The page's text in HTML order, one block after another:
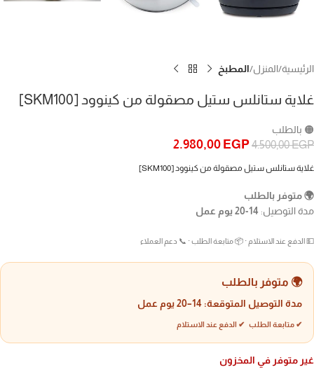
الرئيسية المنزل المطبخ
غلاية ستانلس ستيل مصقولة من كينوود [SKM100]
🟠 بالطلب
4.500,00EGP
2.980,00 EGP
غلاية ستانلس ستيل مصقولة من كينوود [SKM100]
🌍 متوفر بالطلب
مدة التوصيل: 14-20 يوم عمل
💵 الدفع عند الاستلام · 📦 متابعة الطلب · 📞 دعم العملاء
🌍 متوفر بالطلب
مدة التوصيل المتوقعة: 14–20 يوم عمل
✔ متابعة الطلب ✔ الدفع عند الاستلام
غير متوفر في المخزون